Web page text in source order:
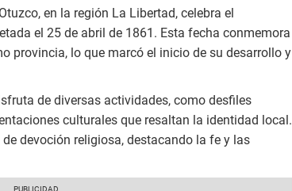
en la región La Libertad, celebra el
el 25 de abril de 1861. Esta fecha conmemora
provincia, lo que marcó el inicio de su desarrollo y
de diversas actividades, como desfiles
culturales que resaltan la identidad local.
devoción religiosa, destacando la fe y las